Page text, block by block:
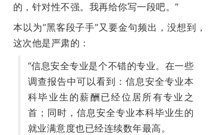
的，针对性不强。我再给你写一段吧。”
本以为“黑客段子手”又要金句频出，没想到，
这次他是严肃的：
“信息安全专业是个不错的专业。在一些
调查报告中可以看到：信息安全专业本
科毕业生的薪酬已经位居所有专业之
首；同时，信息安全专业本科毕业生的
就业满意度也已经连续数年最高。